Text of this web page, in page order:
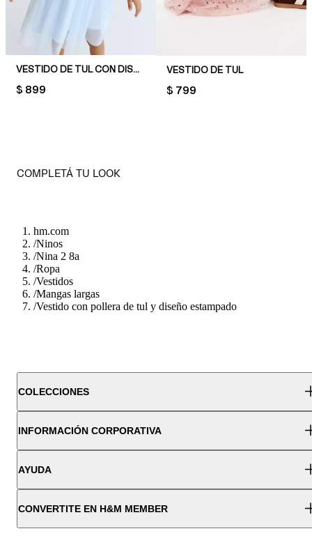
VESTIDO DE TUL CON DISEÑO DECORATIVO
PRICE:
$ 899
VESTIDO DE TUL
PRICE:
$ 799
COMPLETÁ TU LOOK
hm.com
/Ninos
/Nina 2 8a
/Ropa
/Vestidos
/Mangas largas
/Vestido con pollera de tul y diseño estampado
COLECCIONES
INFORMACIÓN CORPORATIVA
AYUDA
CONVERTITE EN H&M MEMBER